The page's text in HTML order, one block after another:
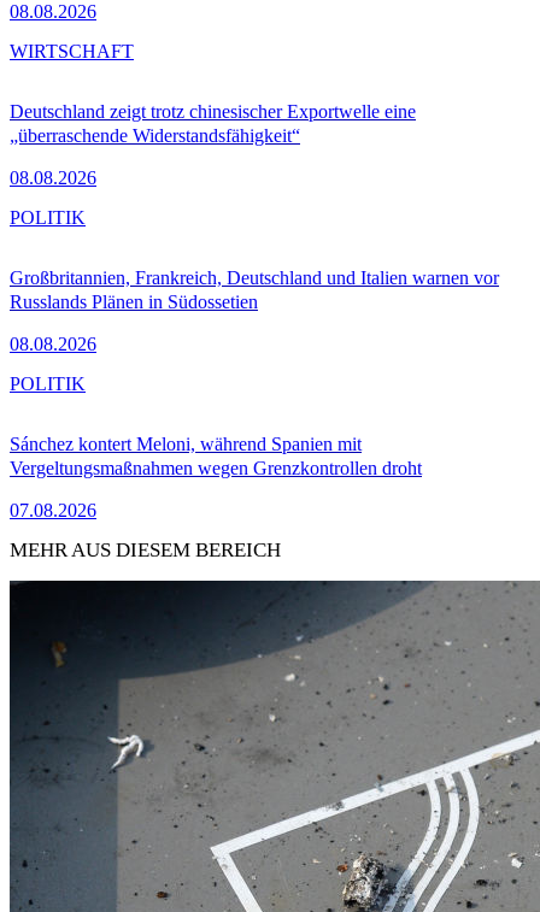
08.08.2026
Deutschland zeigt trotz chinesischer Exportwelle eine
„überraschende Widerstandsfähigkeit“
08.08.2026
WIRTSCHAFT
Großbritannien, Frankreich, Deutschland und Italien warnen vor
Russlands Plänen in Südossetien
08.08.2026
POLITIK
Sánchez kontert Meloni, während Spanien mit
Vergeltungsmaßnahmen wegen Grenzkontrollen droht
07.08.2026
POLITIK
MEHR AUS DIESEM BEREICH